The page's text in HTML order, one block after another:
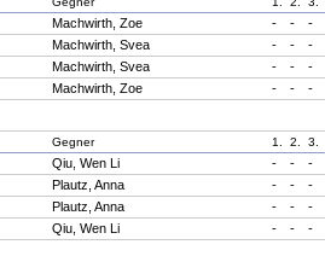
Machwirth, Zoe - - -
Machwirth, Svea - - -
Machwirth, Svea - - -
Machwirth, Zoe - - -
Gegner 1. 2. 3.
Qiu, Wen Li - - -
Plautz, Anna - - -
Plautz, Anna - - -
Qiu, Wen Li - - -